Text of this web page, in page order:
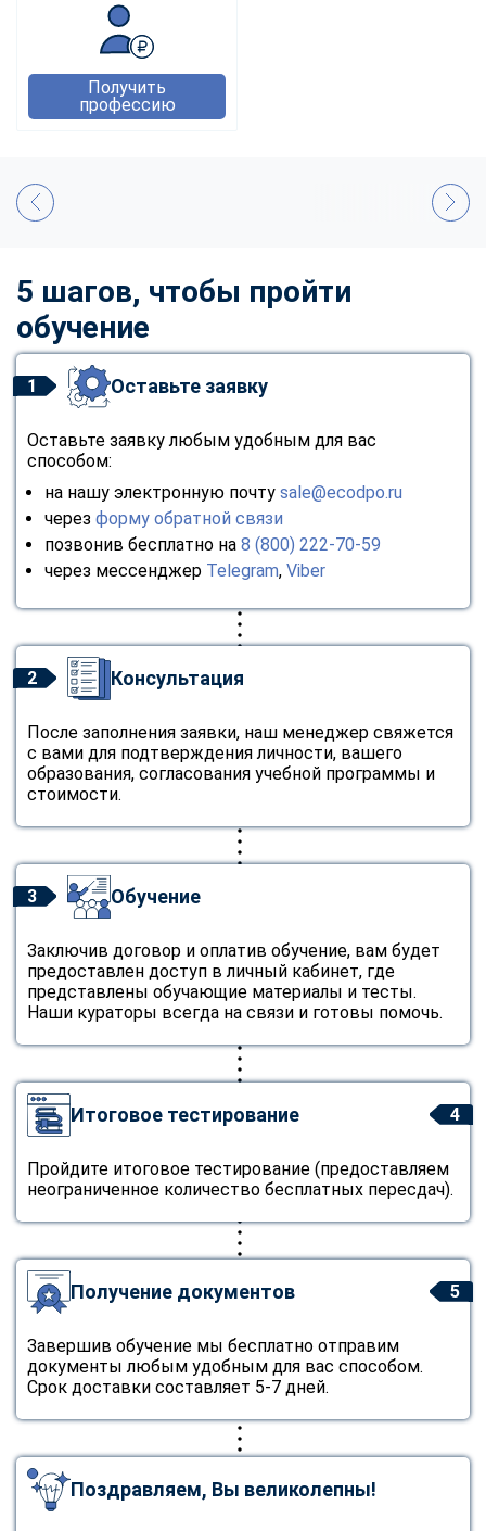
Получить
профессию
5 шагов, чтобы пройти
обучение
1 Оставьте заявку
Оставьте заявку любым удобным для вас
способом:
на нашу электронную почту sale@ecodpo.ru
через форму обратной связи
позвонив бесплатно на 8 (800) 222-70-59
через мессенджер Telegram, Viber
2 Консультация
После заполнения заявки, наш менеджер свяжется
с вами для подтверждения личности, вашего
образования, согласования учебной программы и
стоимости.
3 Обучение
Заключив договор и оплатив обучение, вам будет
предоставлен доступ в личный кабинет, где
представлены обучающие материалы и тесты.
Наши кураторы всегда на связи и готовы помочь.
4
Итоговое тестирование
Пройдите итоговое тестирование (предоставляем
неограниченное количество бесплатных пересдач).
5
Получение документов
Завершив обучение мы бесплатно отправим
документы любым удобным для вас способом.
Срок доставки составляет 5-7 дней.
Поздравляем, Вы великолепны!